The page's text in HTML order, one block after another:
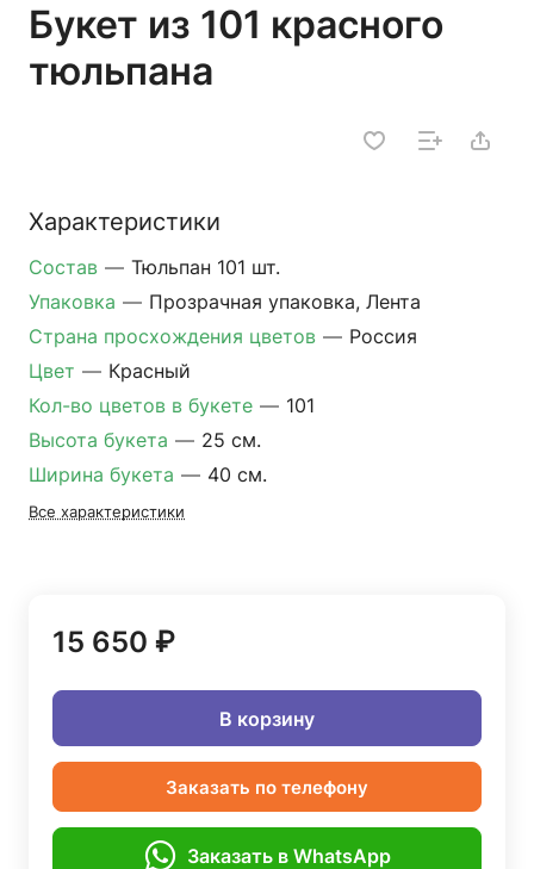
Букет из 101 красного
тюльпана
Характеристики
Состав — Тюльпан 101 шт.
Упаковка — Прозрачная упаковка, Лента
Страна просхождения цветов — Россия
Цвет — Красный
Кол-во цветов в букете — 101
Высота букета — 25 см.
Ширина букета — 40 см.
Все характеристики
15 650 ₽
В корзину
Заказать по телефону
Заказать в WhatsApp